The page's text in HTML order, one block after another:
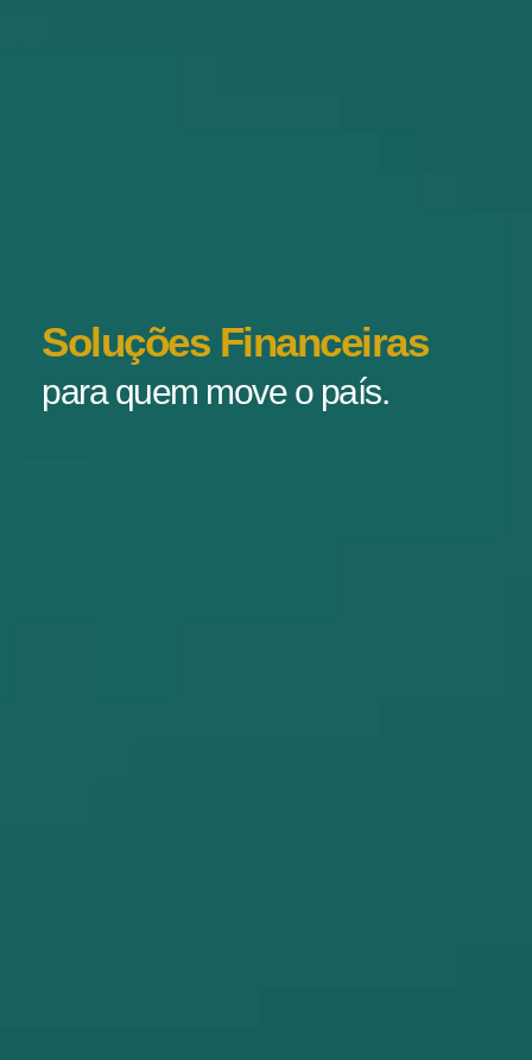
Soluções Financeiras
para quem move o país.